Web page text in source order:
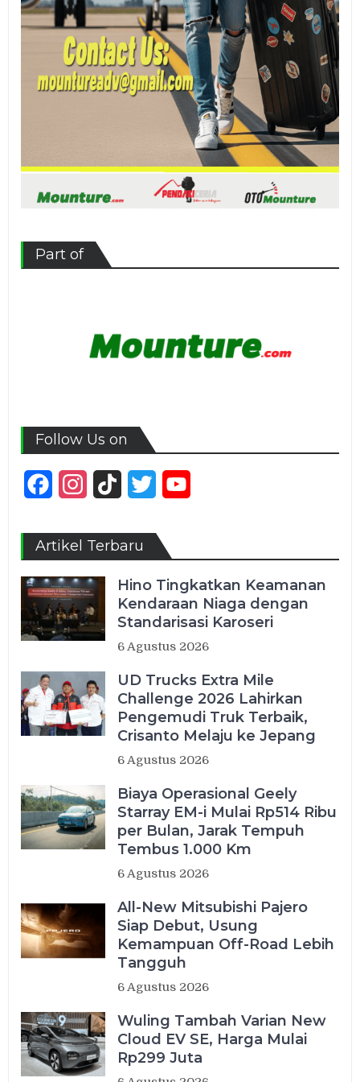
Part of
Follow Us on
FacebookInstagram
TikTok Twitter
Artikel Terbaru
Hino Tingkatkan Keamanan
Kendaraan Niaga dengan
Standarisasi Karoseri
6 Agustus 2026
UD Trucks Extra Mile
Challenge 2026 Lahirkan
Pengemudi Truk Terbaik,
Crisanto Melaju ke Jepang
6 Agustus 2026
Biaya Operasional Geely
Starray EM-i Mulai Rp514 Ribu
per Bulan, Jarak Tempuh
Tembus 1.000 Km
6 Agustus 2026
All-New Mitsubishi Pajero
Siap Debut, Usung
Kemampuan Off-Road Lebih
Tangguh
6 Agustus 2026
Wuling Tambah Varian New
Cloud EV SE, Harga Mulai
Rp299 Juta